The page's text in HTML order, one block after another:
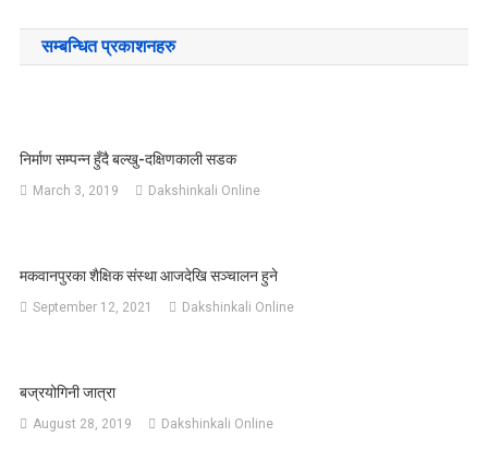
navigation
सम्बन्धित प्रकाशनहरु
निर्माण सम्पन्न हुँदै बल्खु-दक्षिणकाली सडक
March 3, 2019 Dakshinkali Online
मकवानपुरका शैक्षिक संस्था आजदेखि सञ्चालन हुने
September 12, 2021 Dakshinkali Online
बज्रयोगिनी जात्रा
August 28, 2019 Dakshinkali Online